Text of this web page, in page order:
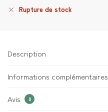
Rupture de stock
Description
Informations complémentaires
Avis 0